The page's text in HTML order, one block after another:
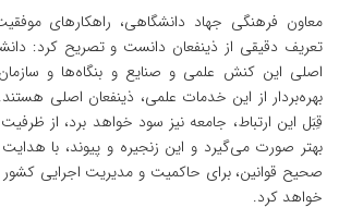
معاون فرهنگی جهاد دانشگاهی، راهکارهای
تعریف دقیقی از ذینفعان دانست و تصریح کرد:
اصلی این کنش علمی و صنایع و بنگاه‌ها و
بهره‌بردار از این خدمات علمی، ذینفعان اصلی
قِبَل این ارتباط، جامعه نیز سود خواهد برد، از ظرفیت
بهتر صورت می‌گیرد و این زنجیره و پیوند، با
صحیح قوانین، برای حاکمیت و مدیریت اجرایی کشور
خواهد کرد.